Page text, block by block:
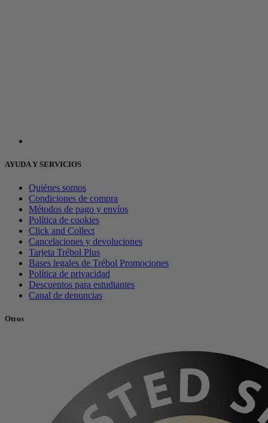
AYUDA Y SERVICIOS
Quiénes somos
Condiciones de compra
Métodos de pago y envíos
Política de cookies
Click and Collect
Cancelaciones y devoluciones
Tarjeta Trébol Plus
Bases legales de Trébol Promociones
Política de privacidad
Descuentos para estudiantes
Canal de denuncias
Otros